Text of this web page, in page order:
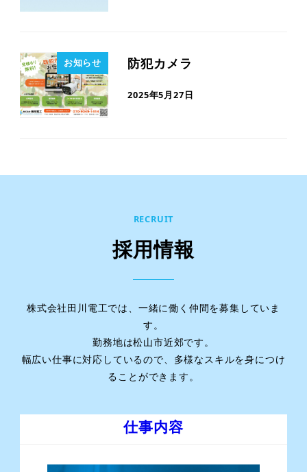
お知らせ 防犯カメラ
2025年5月27日
RECRUIT
採用情報
株式会社田川電工では、一緒に働く仲間を募集していま
す。
勤務地は松山市近郊です。
幅広い仕事に対応しているので、多様なスキルを身につけ
ることができます。
仕事内容